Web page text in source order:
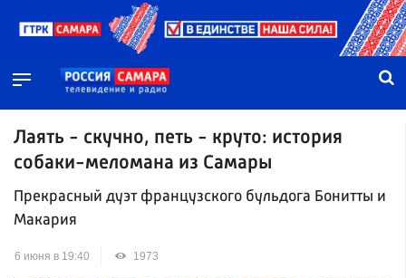
Лаять - скучно, петь - круто: история
собаки-меломана из Самары
Прекрасный дуэт французского бульдога Бонитты и
Макария
6 июня в 19:40 1973